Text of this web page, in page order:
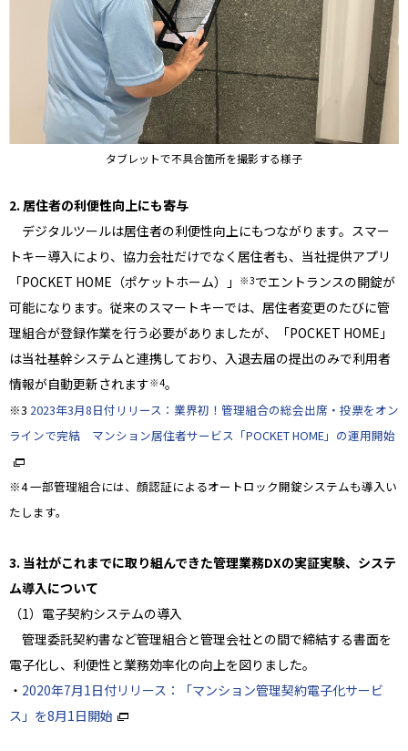
タブレットで不具合箇所を撮影する様子
2. 居住者の利便性向上にも寄与
デジタルツールは居住者の利便性向上にもつながります。スマー
トキー導入により、協力会社だけでなく居住者も、当社提供アプリ
「POCKET HOME（ポケットホーム）」
※3でエントランスの開錠が
可能になります。従来のスマートキーでは、居住者変更のたびに管
理組合が登録作業を行う必要がありましたが、「POCKET HOME」
は当社基幹システムと連携しており、入退去届の提出のみで利用者
情報が自動更新されます※4。
※3 2023年3月8日付リリース：業界初！管理組合の総会出席・投票をオン
ラインで完結 マンション居住者サービス「POCKET HOME」の運用開始
※4 一部管理組合には、顔認証によるオートロック開錠システムも導入い
たします。
3. 当社がこれまでに取り組んできた管理業務DXの実証実験、システ
ム導入について
（1）電子契約システムの導入
管理委託契約書など管理組合と管理会社との間で締結する書面を
電子化し、利便性と業務効率化の向上を図りました。
・ 2020年7月1日付リリース：「マンション管理契約電子化サービ
ス」を8月1日開始